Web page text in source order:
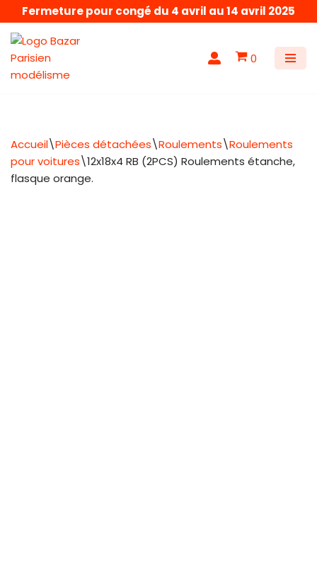
Aller
au
contenu
Fermeture pour congé du 4 avril au 14 avril 2025
0
Accueil\Pièces détachées\Roulements\Roulements
pour voitures\12x18x4 RB (2PCS) Roulements étanche,
flasque orange.